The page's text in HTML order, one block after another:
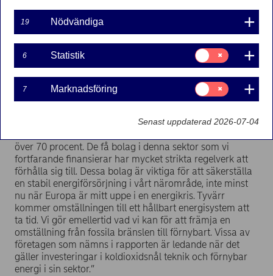
finansiering och investeringar i olja och gas sedan
”Vi välkomnar den här rapporten och att frågan
granskas”, säger Anne Schult Ulriksen, chef för ESG på
Large Corporates & Institutions (LC&I) i Nordea.
”Som framgår av rapporten är Nordea en av de
gas allra mest. Sedan slutet av 2019 har Nordea minskat
över 70 procent. De få bolag i denna sektor som vi
fortfarande finansierar har mycket strikta regelverk att
förhålla sig till. Dessa bolag är viktiga för att säkerställa
en stabil energiförsörjning i vårt närområde, inte minst
nu när Europa är mitt uppe i en energikris. Tyvärr
kommer omställningen till ett hållbart energisystem att
ta tid. Vi gör emellertid vad vi kan för att främja en
omställning från fossila bränslen till förnybart. Vissa av
företagen som nämns i rapporten är ledande när det
gäller investeringar i koldioxidsnål teknik och förnybar
energi i sin sektor.”
19 Nödvändiga
6 Statistik
Samtycke
för:
Statistik
7 Marknadsföring
Samtycke
för:
Marknadsföring
Senast uppdaterad 2026-07-04